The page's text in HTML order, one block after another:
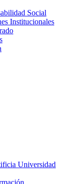
Social
Institucionales
Universidad